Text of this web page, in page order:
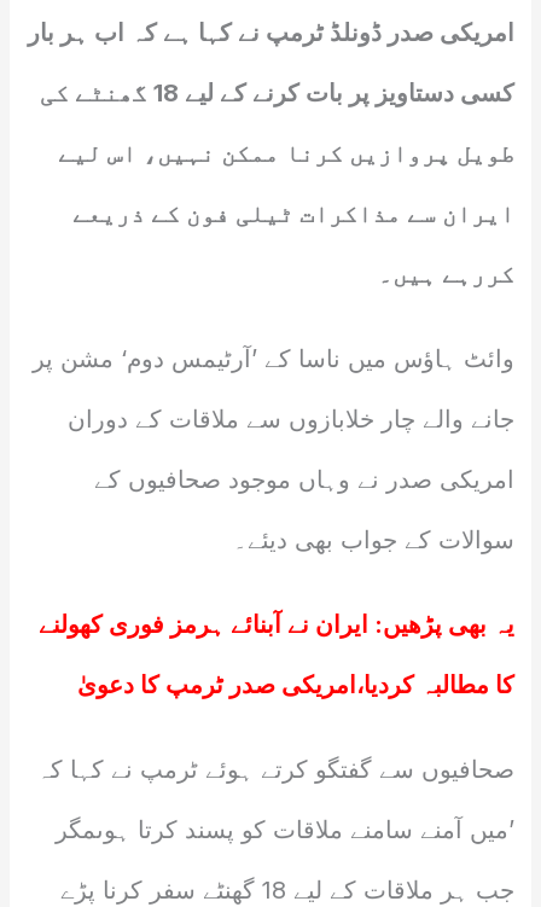
امریکی صدر ڈونلڈ ٹرمپ نے کہا ہے کہ اب ہر بار
کسی دستاویز پر بات کرنے کے لیے 18 گھنٹے کی
طویل پروازیں کرنا ممکن نہیں، اس لیے
ایران سے مذاکرات ٹیلی فون کے ذریعے
کررہے ہیں۔
وائٹ ہاؤس میں ناسا کے ’آرٹیمس دوم‘ مشن پر
جانے والے چار خلابازوں سے ملاقات کے دوران
امریکی صدر نے وہاں موجود صحافیوں کے
سوالات کے جواب بھی دیئے۔
یہ بھی پڑھیں: ایران نے آبنائے ہرمز فوری کھولنے
کا مطالبہ کردیا،امریکی صدر ٹرمپ کا دعویٰ
صحافیوں سے گفتگو کرتے ہوئے ٹرمپ نے کہا کہ
’میں آمنے سامنے ملاقات کو پسند کرتا ہوںمگر
جب ہر ملاقات کے لیے 18 گھنٹے سفر کرنا پڑے